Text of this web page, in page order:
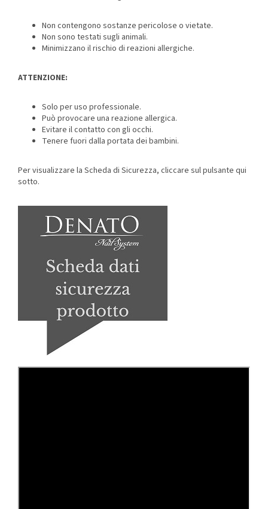
Non contengono sostanze pericolose o vietate.
Non sono testati sugli animali.
Minimizzano il rischio di reazioni allergiche.
ATTENZIONE:
Solo per uso professionale.
Può provocare una reazione allergica.
Evitare il contatto con gli occhi.
Tenere fuori dalla portata dei bambini.
Per visualizzare la Scheda di Sicurezza, cliccare sul pulsante qui
sotto.